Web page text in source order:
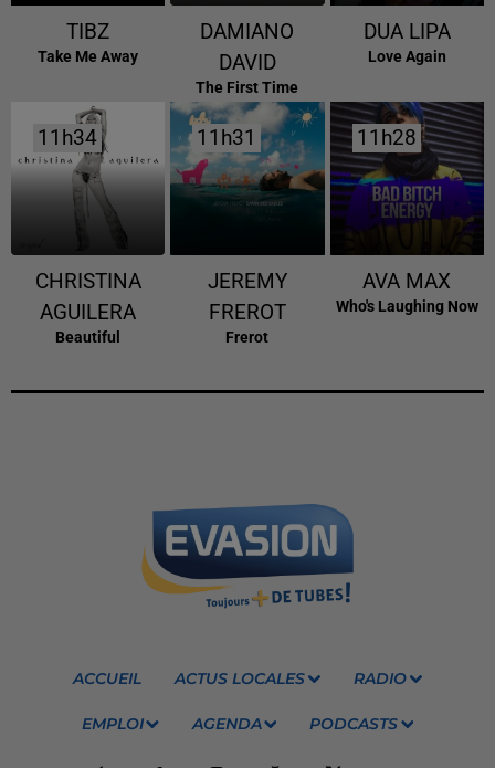
TIBZ
Take Me Away
DAMIANO
DAVID
The First Time
DUA LIPA
Love Again
11h34
11h34
CHRISTINA
AGUILERA
Beautiful
11h31
11h31
JEREMY
FREROT
Frerot
11h28
11h28
AVA MAX
Who's Laughing Now
ACCUEIL ACTUS LOCALES RADIO
EMPLOI AGENDA PODCASTS